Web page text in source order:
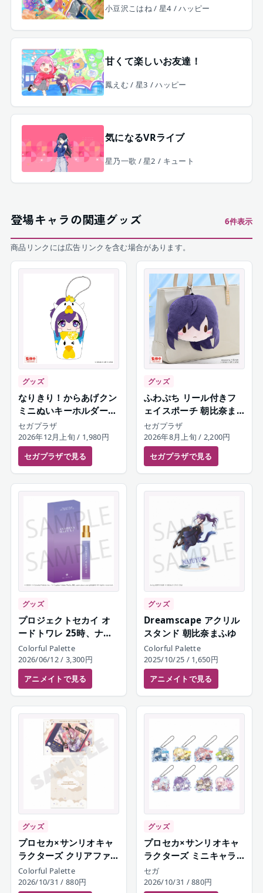
小豆沢こはね / 星4 / ハッピー
甘くて楽しいお友達！
鳳えむ / 星3 / ハッピー
気になるVRライブ
星乃一歌 / 星2 / キュート
登場キャラの関連グッズ 6件表示
商品リンクには広告リンクを含む場合があります。
グッズ
なりきり！からあげクン
ミニぬいキーホルダー
朝比奈まふゆ
セガプラザ
2026年12月上旬 / 1,980円
セガプラザで見る
グッズ
ふわぷち リール付きフ
ェイスポーチ 朝比奈ま
ふゆ
セガプラザ
2026年8月上旬 / 2,200円
セガプラザで見る
グッズ
プロジェクトセカイ オ
ードトワレ 25時、ナイ
トコードで。 朝比奈ま
ふゆ
Colorful Palette
2026/06/12/ 3,300円
アニメイトで見る
グッズ
Dreamscape アクリル
スタンド 朝比奈まふゆ
Colorful Palette
2025/10/25 / 1,650円
アニメイトで見る
グッズ
プロセカ×サンリオキャ
ラクターズ クリアファ
イルセット 25時、ナイ
トコードで。
Colorful Palette
2026/10/31 / 880円
グッズ
プロセカ×サンリオキャ
ラクターズ ミニキャラ
アクリルキーホルダーコ
レクション A Leo/need
セガ
2026/10/31 / 880円